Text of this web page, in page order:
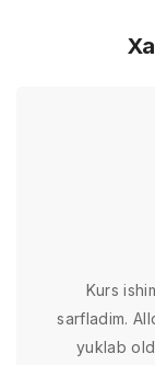
Kurs
sarfladim.
yuklab